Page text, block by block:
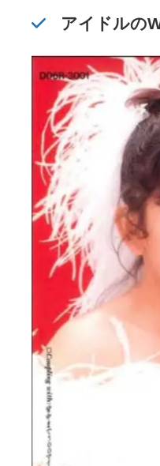
アイドルの